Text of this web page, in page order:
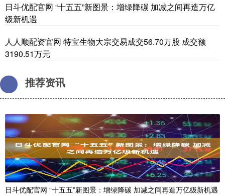
日斗优配官网 “十五五”新图景：增绿降碳 加减之间再造万亿
级新机遇
人人顺配资官网 特宝生物大宗交易成交56.70万股 成交额
3190.51万元
推荐资讯
日斗优配官网 “十五五”新图景：增绿降碳 加减之间再造万亿级新机遇